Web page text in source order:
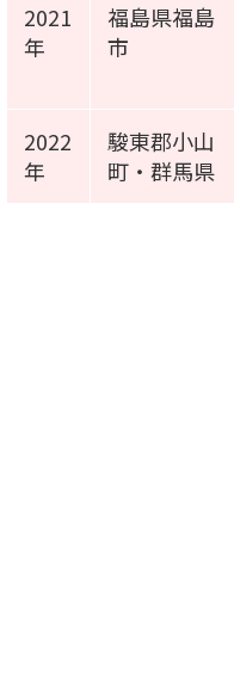
2021
年
福島県福島
市
2022
年
駿東郡小山
町・群馬県